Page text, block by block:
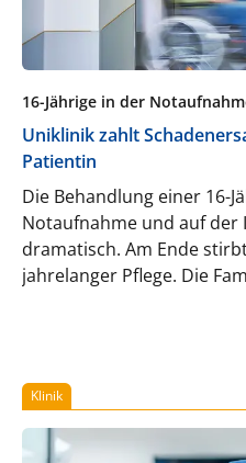
16-Jährige in der
Uniklinik zahlt
Patientin
Die Behandlung einer 16-
Notaufnahme und auf
dramatisch. Am Ende
jahrelanger Pflege. Die
Klinik